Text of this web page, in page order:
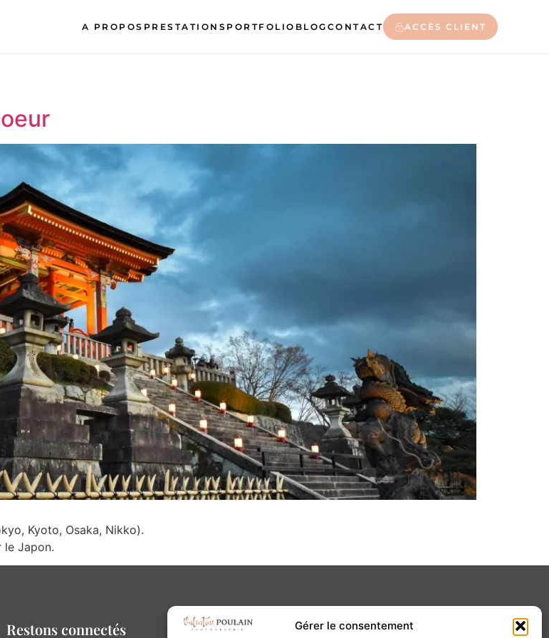
Gérer le consentement
A PROPOS PRESTATIONS PORTFOLIO BLOG CONTACT ACCÈS CLIENT
Kyoto, Osaka, Nikko).
le Japon.
Restons connectés Contact